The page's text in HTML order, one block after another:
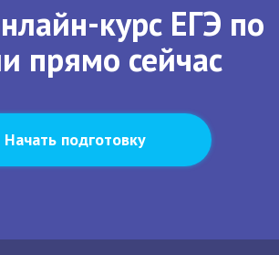
курс ЕГЭ по
прямо сейчас
Начать подготовку